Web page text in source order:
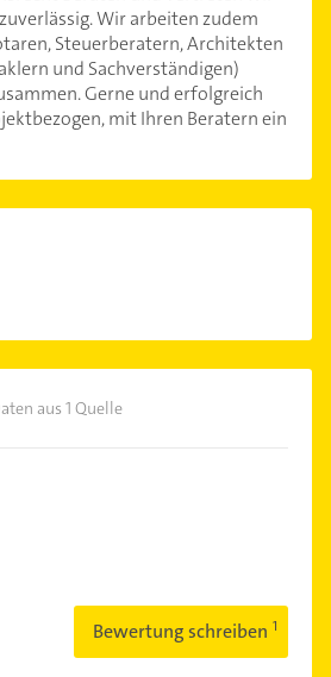
Wir arbeiten zudem
Steuerberatern, Architekten
und Sachverständigen)
Gerne und erfolgreich
mit Ihren Beratern ein
aus 1 Quelle
Bewertung schreiben